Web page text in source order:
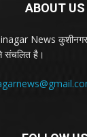
ABOUT US
News
संचलित है।